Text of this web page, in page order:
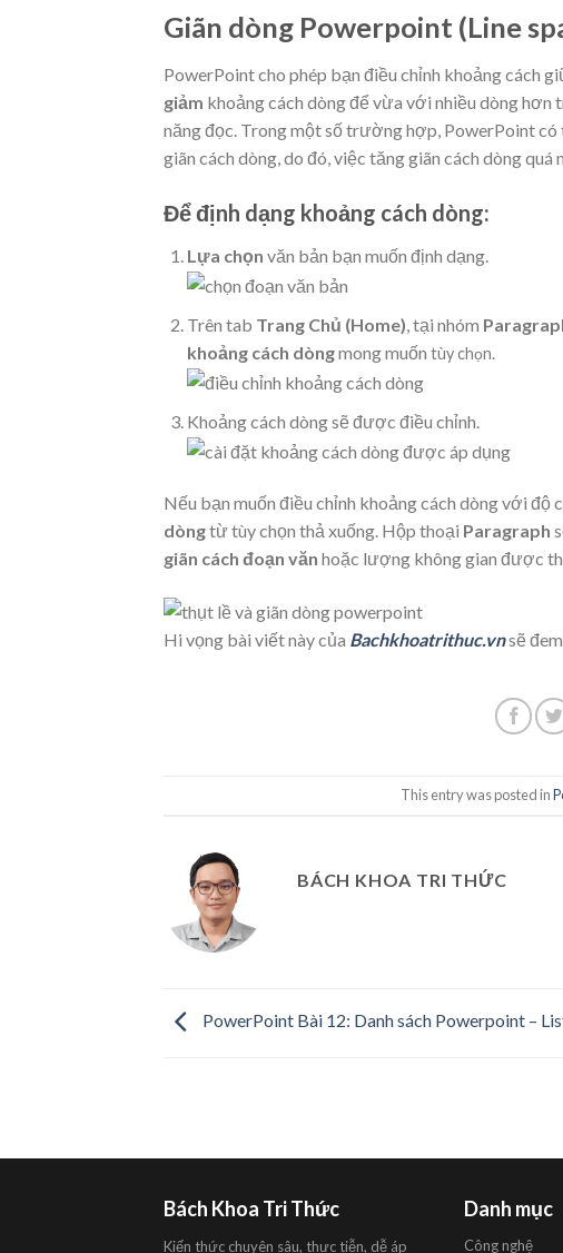
Giãn dòng Powerpoint (Line
PowerPoint cho phép bạn điều chỉnh khoảng cách
giảm khoảng cách dòng để vừa với nhiều dòng hơn
năng đọc. Trong một số trường hợp, PowerPoint
giãn cách dòng, do đó, việc tăng giãn cách dòng quá
Để định dạng khoảng cách dòng:
Lựa chọn văn bản bạn muốn định dạng.
Trên tab Trang Chủ (Home) , tại nhóm
khoảng cách dòngmong muốn tùy chọn.
Khoảng cách dòng sẽ được điều chỉnh.
Nếu bạn muốn điều chỉnh khoảng cách dòng với độ
dòngtừ tùy chọn thả xuống. Hộp thoại Paragraph
giãn cách đoạn văn hoặc lượng không gian được
Hi vọng bài viết này của Bachkhoatrithuc.vnsẽ
This entry was posted in
BÁCH KHOA TRI THỨC
PowerPoint Bài 12: Danh sách Powerpoint –
Bách Khoa Tri Thức
Kiến thức chuyên sâu, thực tiễn, dễ áp
Danh mục
Công nghệ